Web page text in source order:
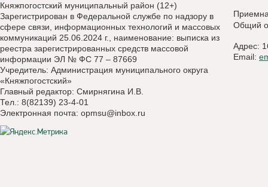
Княжпогостский муниципальный район (12+)
Зарегистрирован в Федеральной службе по надзору в
сфере связи, информационных технологий и массовых
коммуникаций 25.06.2024 г., наименование: выписка из
реестра зарегистрированных средств массовой
информации ЭЛ № ФС 77 – 87669
Учредитель: Администрация муниципального округа
«Княжпогостский»
Главный редактор: Смирнягина И.В.
Тел.: 8(82139) 23-4-01
Электронная почта: opmsu@inbox.ru
Общий
Адрес:
Email: